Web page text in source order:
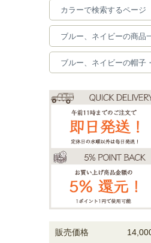
カラーで検索するページ
ブルー、ネイビーの商品
ブルー、ネイビーの帽子
販売価格